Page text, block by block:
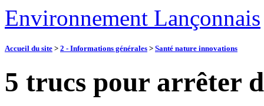
Environnement Lançonnais
Accueil du site > 2 - Informations générales > Santé nature innovations
5 trucs pour arrêter